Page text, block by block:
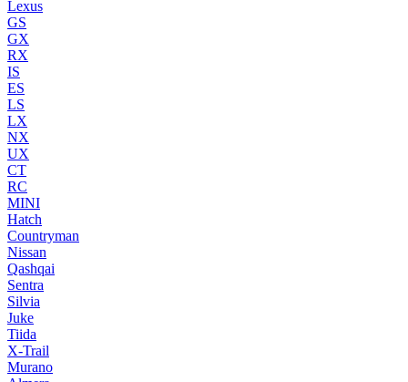
Lexus
GS
GX
RX
IS
ES
LS
LX
NX
UX
CT
RC
MINI
Hatch
Countryman
Nissan
Qashqai
Sentra
Silvia
Juke
Tiida
X-Trail
Murano